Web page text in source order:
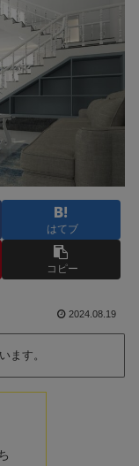
はてブ
コピー
2024.08.19
ます。